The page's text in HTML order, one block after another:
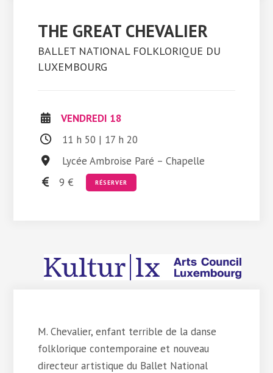
THE GREAT CHEVALIER
BALLET NATIONAL FOLKLORIQUE DU
LUXEMBOURG
VENDREDI 18
11 h 50 | 17 h 20
Lycée Ambroise Paré – Chapelle
9 €
RÉSERVER
M. Chevalier, enfant terrible de la danse
folklorique contemporaine et nouveau
directeur artistique du Ballet National